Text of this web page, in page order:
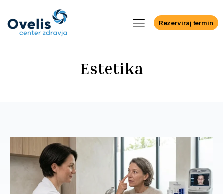
Rezerviraj termin
Estetika